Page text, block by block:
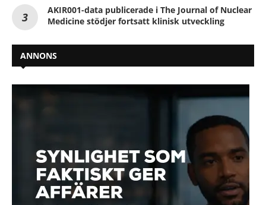
AKIR001-data publicerade i The Journal of Nuclear
Medicine stödjer fortsatt klinisk utveckling
ANNONS